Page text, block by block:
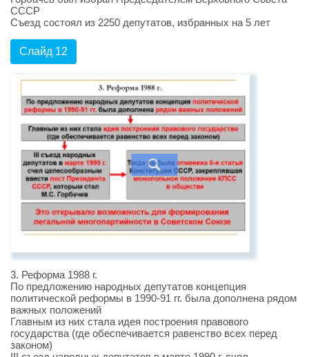
СССР
Съезд состоял из 2250 депутатов, избранных на 5 лет
Слайд 12
3. Реформа 1988 г.
По предложению народных депутатов концепция
политической реформы в 1990-91 гг. была дополнена рядом
важных положений
Главным из них стала идея построения правового
государства (где обеспечивается равенство всех перед
законом)